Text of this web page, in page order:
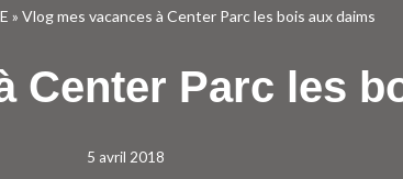
» Vlog mes vacances à Center Parc les bois aux daims
Center Parc les
5 avril 2018